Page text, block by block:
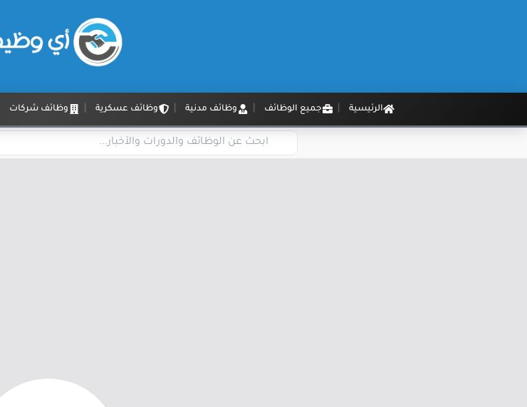
الرئيسية جميع الوظائف وظائف مدنية وظائف عسكرية وظائف شركات